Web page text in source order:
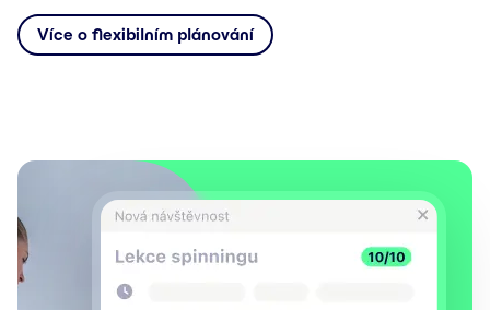
Více o flexibilním plánování